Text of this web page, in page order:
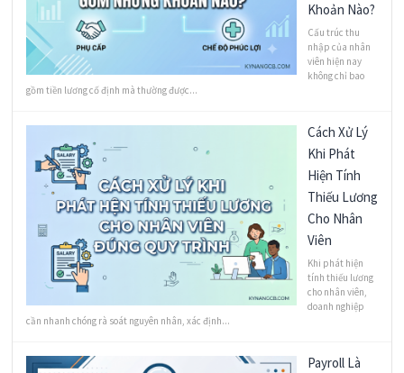
Khoản Nào?
Cấu trúc thu
nhập của nhân
viên hiện nay
không chỉ bao
gồm tiền lương cố định mà thường được...
Cách Xử Lý
Khi Phát
Hiện Tính
Thiếu Lương
Cho Nhân
Viên
Khi phát hiện
tính thiếu lương
cho nhân viên,
doanh nghiệp
cần nhanh chóng rà soát nguyên nhân, xác định...
Payroll Là